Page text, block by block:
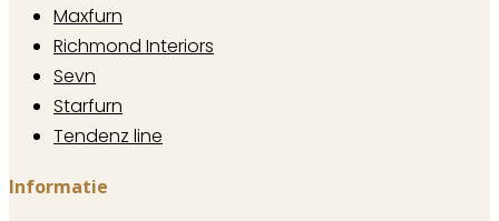
Maxfurn
Richmond Interiors
Sevn
Starfurn
Tendenz line
Informatie